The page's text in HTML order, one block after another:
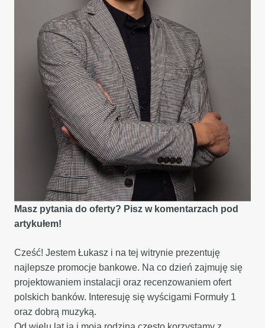
Masz pytania do oferty? Pisz w komentarzach pod
artykułem!
Cześć! Jestem Łukasz i na tej witrynie prezentuję
najlepsze promocje bankowe. Na co dzień zajmuję się
projektowaniem instalacji oraz recenzowaniem ofert
polskich banków. Interesuję się wyścigami Formuły 1
oraz dobrą muzyką.